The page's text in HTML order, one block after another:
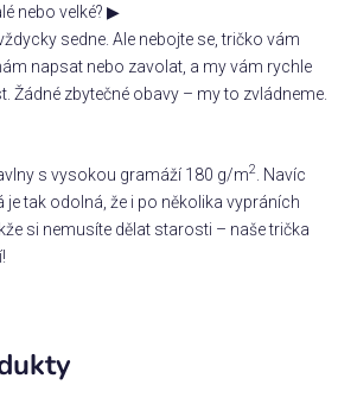
nebo velké? ▶
sedne. Ale nebojte se, tričko vám
napsat nebo zavolat, a my vám rychle
Žádné zbytečné obavy – my to zvládneme.
s vysokou gramáží 180 g/m2
. Navíc
tak odolná, že i po několika vypráních
si nemusíte dělat starosti – naše trička